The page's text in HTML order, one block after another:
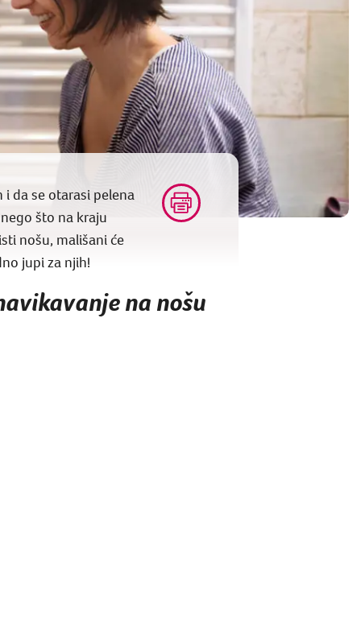
da se otarasi pelena
što na kraju
nošu, mališani će
jupi za njih!
na nošu